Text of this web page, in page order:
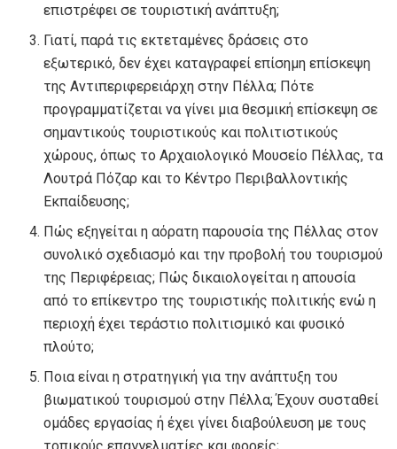
επιστρέφει σε τουριστική ανάπτυξη;
Γιατί, παρά τις εκτεταμένες δράσεις στο
εξωτερικό, δεν έχει καταγραφεί επίσημη επίσκεψη
της Αντιπεριφερειάρχη στην Πέλλα; Πότε
προγραμματίζεται να γίνει μια θεσμική επίσκεψη σε
σημαντικούς τουριστικούς και πολιτιστικούς
χώρους, όπως το Αρχαιολογικό Μουσείο Πέλλας, τα
Λουτρά Πόζαρ και το Κέντρο Περιβαλλοντικής
Εκπαίδευσης;
Πώς εξηγείται η αόρατη παρουσία της Πέλλας στον
συνολικό σχεδιασμό και την προβολή του τουρισμού
της Περιφέρειας; Πώς δικαιολογείται η απουσία
από το επίκεντρο της τουριστικής πολιτικής ενώ η
περιοχή έχει τεράστιο πολιτισμικό και φυσικό
πλούτο;
Ποια είναι η στρατηγική για την ανάπτυξη του
βιωματικού τουρισμού στην Πέλλα; Έχουν συσταθεί
ομάδες εργασίας ή έχει γίνει διαβούλευση με τους